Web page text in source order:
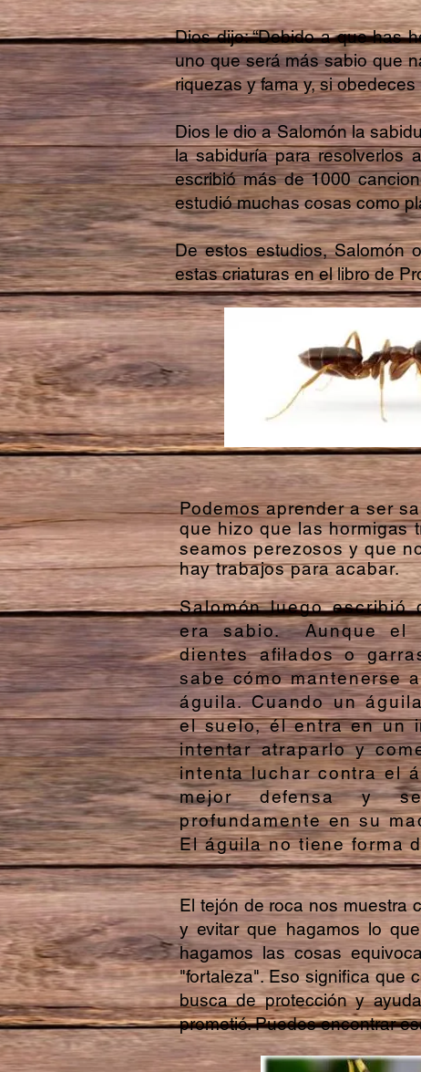
Dios dijo: “Debido a que has
uno que será más sabio que
riquezas y fama y, si
Dios le dio a Salomón la
la sabiduría para resolverlos
escribió más de 1000
estudió muchas cosas como
De estos estudios, Salomón
estas criaturas en el libro de
Podemos aprender a ser
que hizo que las hormigas
seamos perezosos y que
hay trabajos para acabar.
Salomón luego escribió
era sabio. Aunque el
dientes afilados o
sabe cómo mantenerse
águila. Cuando un
el suelo, él entra en un
intentar atraparlo y
intenta luchar contra el
mejor defensa y
profundamente en su
El águila no tiene forma
El tejón de roca nos muestra
y evitar que hagamos lo
hagamos las cosas
"fortaleza". Eso significa que
busca de protección y
prometió. Puedes encontrar